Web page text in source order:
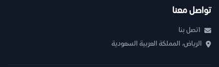
تواصل معنا
اتصل بنا
الرياض، المملكة العربية السعودية